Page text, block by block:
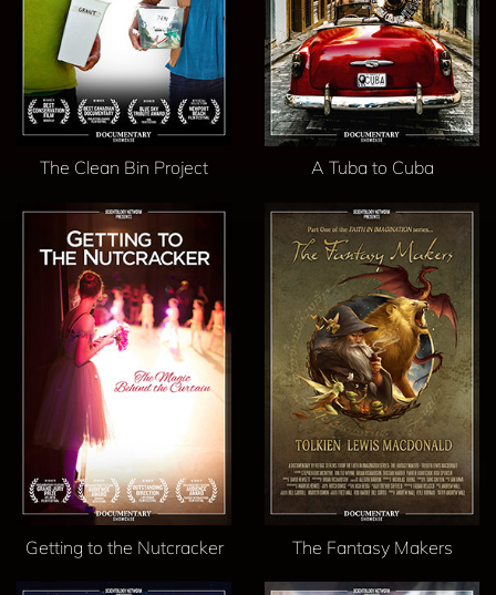
The Clean Bin Project A Tuba to Cuba
Getting to the Nutcracker The Fantasy Makers